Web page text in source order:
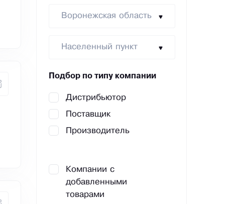
Воронежская область
Населенный пункт
Подбор по типу компании
Дистрибьютор
Поставщик
Производитель
Компании с
добавленными
товарами